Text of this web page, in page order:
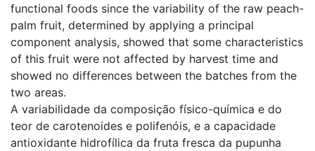
functional foods since the variability of the raw peach-
palm fruit, determined by applying a principal
component analysis, showed that some characteristics
of this fruit were not affected by harvest time and
showed no differences between the batches from the
two areas.
A variabilidade da composição físico-química e do
teor de carotenoides e polifenóis, e a capacidade
antioxidante hidrofílica da fruta fresca da pupunha